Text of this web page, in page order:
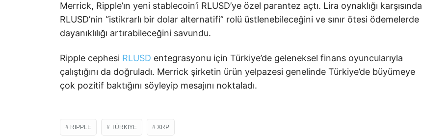
Merrick, Ripple’ın yeni stablecoin’i RLUSD’ye özel parantez açtı. Lira oynaklığı karşısında
RLUSD’nin “istikrarlı bir dolar alternatifi” rolü üstlenebileceğini ve sınır ötesi ödemelerde
dayanıklılığı artırabileceğini savundu.
Ripple cephesi RLUSD entegrasyonu için Türkiye’de geleneksel finans oyuncularıyla
çalıştığını da doğruladı. Merrick şirketin ürün yelpazesi genelinde Türkiye’de büyümeye
çok pozitif baktığını söyleyip mesajını noktaladı.
RIPPLE TÜRKIYE XRP